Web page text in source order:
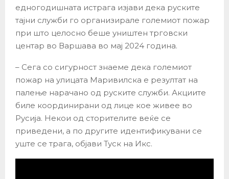
едногодишната истрага изјави дека руските
тајни служби го организирале големиот пожар
при што целосно беше уништен трговски
центар во Варшава во мај 2024 година.
– Сега со сигурност знаеме дека големиот
пожар на улицата Маривилска е резултат на
палење нарачано од руските служби. Акциите
биле координирани од лице кое живее во
Русија. Некои од сторителите веќе се
приведени, а по другите идентификувани се
уште се трага, објави Туск на Икс.